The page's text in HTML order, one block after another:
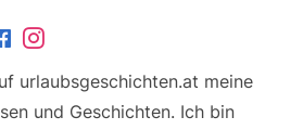
urlaubsgeschichten.at meine
und Geschichten. Ich bin